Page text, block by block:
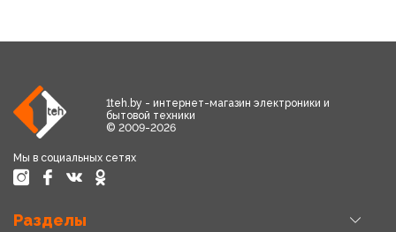
1teh.by - интернет-магазин электроники и
бытовой техники
© 2009-2026
Мы в социальных сетях
Разделы